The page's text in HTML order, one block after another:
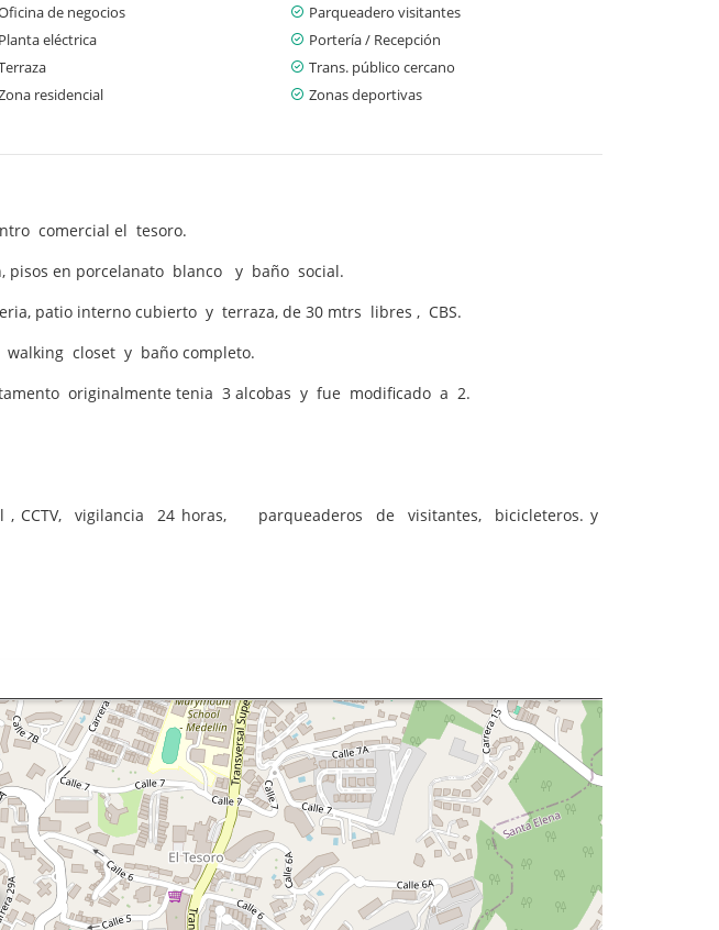
de negocios
Parqueadero visitantes
Planta eléctrica
Portería / Recepción
Trans. público cercano
residencial
Zonas deportivas
comercial el tesoro.
pisos en porcelanato blanco y baño social.
patio interno cubierto y terraza, de 30 mtrs libres , CBS.
closet y baño completo.
originalmente tenia 3 alcobas y fue modificado a 2.
CCTV, vigilancia 24 horas, parqueaderos de visitantes, bicicleteros. y